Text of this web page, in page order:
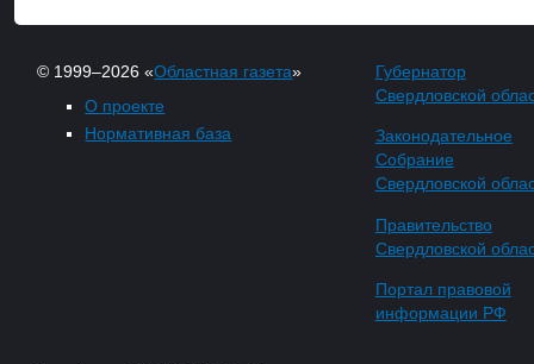
© 1999–2026 «Областная газета»
О проекте
Нормативная база
Губернатор
Свердловской
Законодательное
Собрание
Свердловской
Правительство
Свердловской
Портал правовой
информации РФ